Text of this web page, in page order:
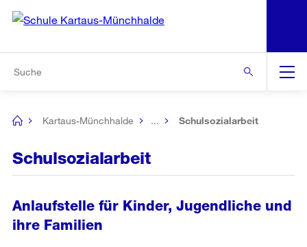
Navigation
[no
Kartaus-Münchhalde ... Schulsozialarbeit
Schulsozialarbeit
Anlaufstelle für Kinder, Jugendliche und
ihre Familien